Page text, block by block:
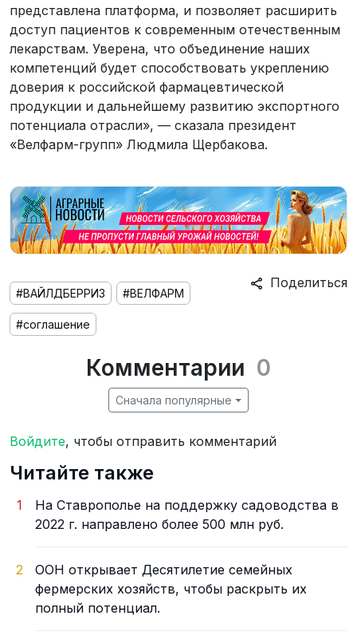
представлена платформа, и позволяет расширить
доступ пациентов к современным отечественным
лекарствам. Уверена, что объединение наших
компетенций будет способствовать укреплению
доверия к российской фармацевтической
продукции и дальнейшему развитию экспортного
потенциала отрасли», — сказала президент
«Велфарм-групп» Людмила Щербакова.
Поделиться
#ВАЙЛДБЕРРИЗ #ВЕЛФАРМ
#соглашение
Комментарии 0
Сначала популярные
Войдите, чтобы отправить комментарий
Читайте также
1
На Ставрополье на поддержку садоводства в
2022 г. направлено более 500 млн руб.
2
ООН открывает Десятилетие семейных
фермерских хозяйств, чтобы раскрыть их
полный потенциал.